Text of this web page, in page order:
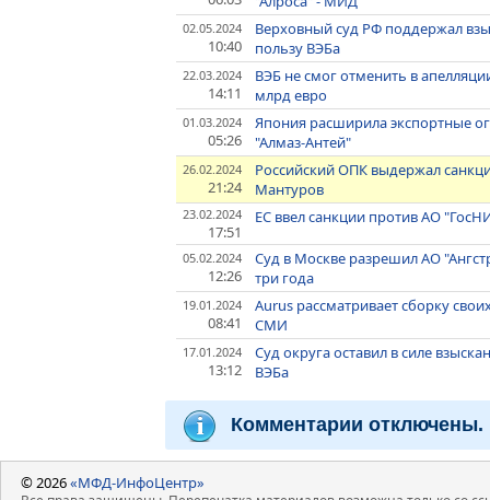
02.05.2024
10:40
Верховный суд РФ поддержал
пользу ВЭБа
22.03.2024
14:11
ВЭБ не смог отменить в
млрд евро
01.03.2024
05:26
Япония расширила экспортные
"Алмаз-Антей"
26.02.2024
21:24
Российский ОПК выдержал
Мантуров
23.02.2024
17:51
ЕС ввел санкции против АО
05.02.2024
12:26
Суд в Москве разрешил АО
три года
19.01.2024
08:41
Aurus рассматривает сборку
СМИ
17.01.2024
13:12
Суд округа оставил в силе
ВЭБа
Комментарии отключены.
© 2026«МФД-ИнфоЦентр»